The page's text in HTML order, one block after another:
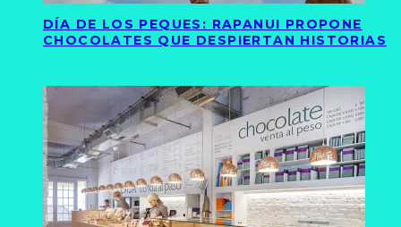
DÍA DE LOS PEQUES: RAPANUI PROPONE
CHOCOLATES QUE DESPIERTAN HISTORIAS